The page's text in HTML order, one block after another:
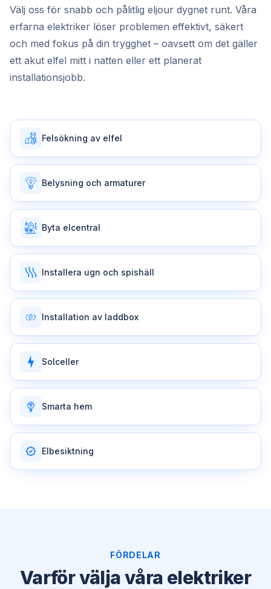
Välj oss för snabb och pålitlig eljour dygnet runt. Våra
erfarna elektriker löser problemen effektivt, säkert
och med fokus på din trygghet – oavsett om det gäller
ett akut elfel mitt i natten eller ett planerat
installationsjobb.
Felsökning av elfel
Belysning och armaturer
Byta elcentral
Installera ugn och spishäll
Installation av laddbox
Solceller
Smarta hem
Elbesiktning
FÖRDELAR
Varför välja våra elektriker